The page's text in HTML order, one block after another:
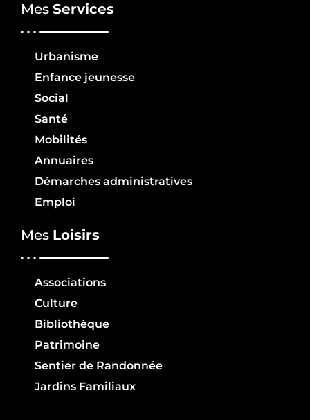
Mes Services
Urbanisme
Enfance jeunesse
Social
Santé
Mobilités
Annuaires
Démarches administratives
Emploi
Mes Loisirs
Associations
Culture
Bibliothèque
Patrimoine
Sentier de Randonnée
Jardins Familiaux